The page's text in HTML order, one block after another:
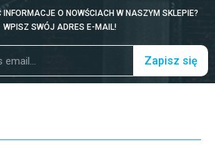
O NOWŚCIACH W NASZYM SKLEPIE?
WPISZ SWÓJ ADRES E-MAIL!
Zapisz się